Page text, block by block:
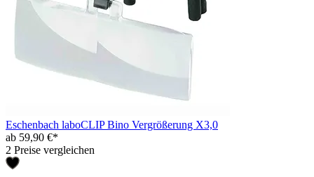
Eschenbach laboCLIP Bino Vergrößerung X3,0
ab 59,90 €*
2 Preise vergleichen